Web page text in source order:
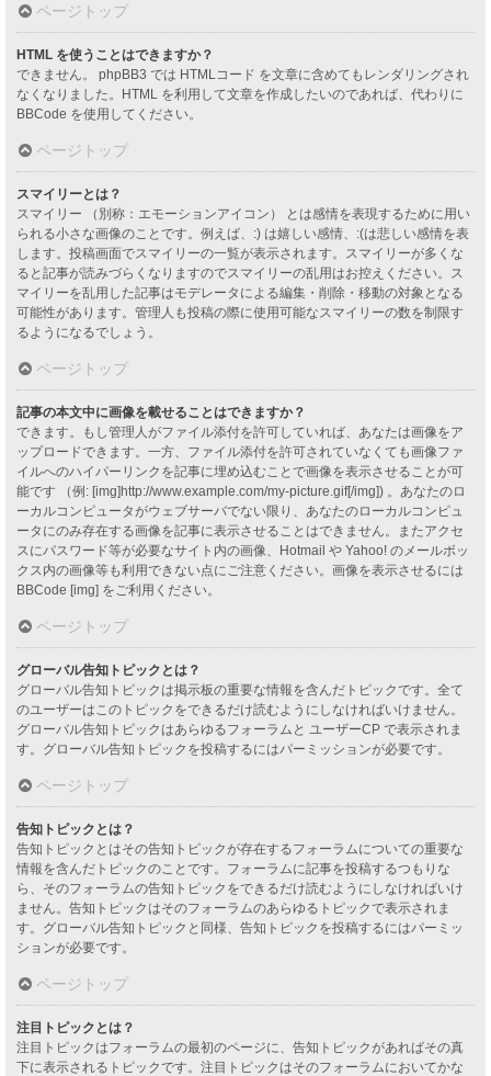
ページトップ
HTML を使うことはできますか？
できません。 phpBB3 では HTMLコード を文章に含めてもレンダリングされ
なくなりました。HTML を利用して文章を作成したいのであれば、代わりに
BBCode を使用してください。
ページトップ
スマイリーとは？
スマイリー （別称：エモーションアイコン） とは感情を表現するために用い
られる小さな画像のことです。例えば、:) は嬉しい感情、:(は悲しい感情を表
します。投稿画面でスマイリーの一覧が表示されます。スマイリーが多くな
ると記事が読みづらくなりますのでスマイリーの乱用はお控えください。ス
マイリーを乱用した記事はモデレータによる編集・削除・移動の対象となる
可能性があります。管理人も投稿の際に使用可能なスマイリーの数を制限す
るようになるでしょう。
ページトップ
記事の本文中に画像を載せることはできますか？
できます。もし管理人がファイル添付を許可していれば、あなたは画像をア
ップロードできます。一方、ファイル添付を許可されていなくても画像ファ
イルへのハイパーリンクを記事に埋め込むことで画像を表示させることが可
能です （例: [img]http://www.example.com/my-picture.gif[/img]) 。あなたのロ
ーカルコンピュータがウェブサーバでない限り、あなたのローカルコンピュ
ータにのみ存在する画像を記事に表示させることはできません。またアクセ
スにパスワード等が必要なサイト内の画像、Hotmail や Yahoo! のメールボッ
クス内の画像等も利用できない点にご注意ください。画像を表示させるには
BBCode [img] をご利用ください。
ページトップ
グローバル告知トピックとは？
グローバル告知トピックは掲示板の重要な情報を含んだトピックです。全て
のユーザーはこのトピックをできるだけ読むようにしなければいけません。
グローバル告知トピックはあらゆるフォーラムと ユーザーCP で表示されま
す。グローバル告知トピックを投稿するにはパーミッションが必要です。
ページトップ
告知トピックとは？
告知トピックとはその告知トピックが存在するフォーラムについての重要な
情報を含んだトピックのことです。フォーラムに記事を投稿するつもりな
ら、そのフォーラムの告知トピックをできるだけ読むようにしなければいけ
ません。告知トピックはそのフォーラムのあらゆるトピックで表示されま
す。グローバル告知トピックと同様、告知トピックを投稿するにはパーミッ
ションが必要です。
ページトップ
注目トピックとは？
注目トピックはフォーラムの最初のページに、告知トピックがあればその真
下に表示されるトピックです。注目トピックはそのフォーラムにおいてかな